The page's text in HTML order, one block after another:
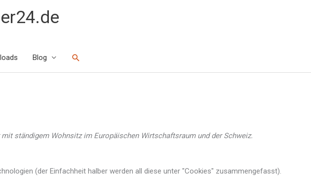
Blog Suchen
ständigem Wohnsitz im Europäischen Wirtschaftsraum und der Schweiz.
(der Einfachheit halber werden all diese unter "Cookies" zusammengefasst).